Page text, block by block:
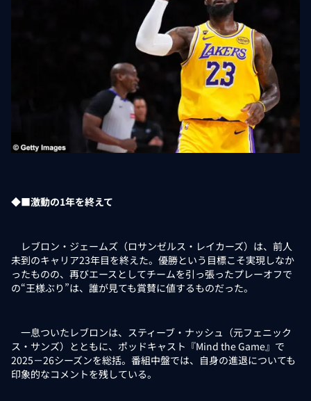
◆■激動の1年を終えて
レブロン・ジェームズ（ロサンゼルス・レイカーズ）は、前人
未到のキャリア23年目を終えた。優勝という目標こそ実現しなか
ったものの、再びエースとしてチームを引っ張ったプレーオフで
の“王様ぶり”は、誰が見ても賞賛に値するものだった。
一息ついたレブロンは、スティーブ・ナッシュ（元フェニック
ス・サンズ）とともに、ポッドキャスト『Mind the Game』で
2025－26シーズンを総括。番組中盤では、自身の進退についても
印象的なコメントを残している。